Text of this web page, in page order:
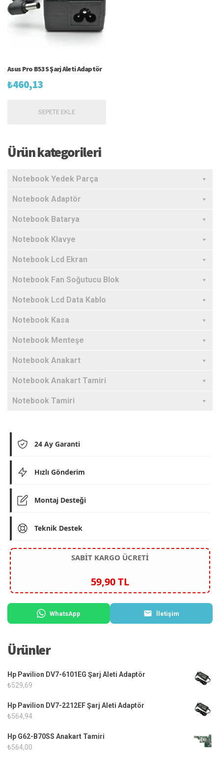
Asus Pro B53S Şarj Aleti Adaptör
₺460,13
SEPETE EKLE
Ürün kategorileri
Notebook Yedek Parça
Notebook Adaptör
Notebook Batarya
Notebook Klavye
Notebook Lcd Ekran
Notebook Fan Soğutucu Blok
Notebook Lcd Data Kablo
Notebook Kasa
Notebook Menteşe
Notebook Anakart
Notebook Anakart Tamiri
Notebook Tamiri
24 Ay Garanti
Hızlı Gönderim
Montaj Desteği
Teknik Destek
SABİT KARGO ÜCRETİ
59,90 TL
WhatsApp İletişim
Ürünler
Hp Pavilion DV7-6101EG Şarj Aleti Adaptör
₺529,69
Hp Pavilion DV7-2212EF Şarj Aleti Adaptör
₺564,94
Hp G62-B70SS Anakart Tamiri
₺564,00